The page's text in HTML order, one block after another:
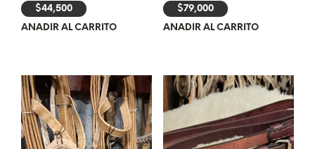
$44,500
AÑADIR AL CARRITO
$79,000
AÑADIR AL CARRITO